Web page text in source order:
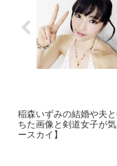
稲森いずみの結婚や夫
ちた画像と剣道女子が
ースカイ】